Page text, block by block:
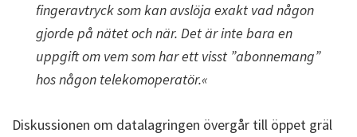
fingeravtryck som kan avslöja exakt vad någon
gjorde på nätet och när. Det är inte bara en
uppgift om vem som har ett visst ”abonnemang”
hos någon telekomoperatör.«
Diskussionen om datalagringen övergår till öppet gräl